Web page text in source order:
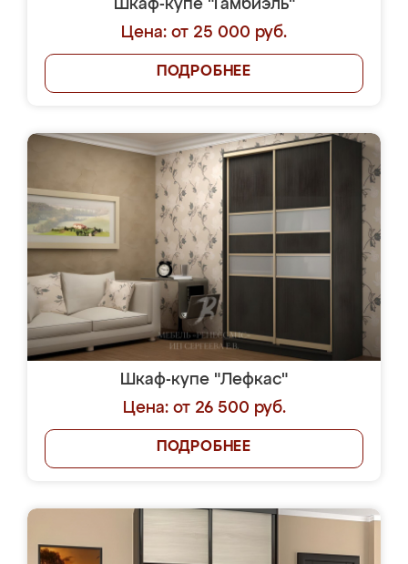
Шкаф-купе "Гамбиэль"
Цена: от 25 000 руб.
ПОДРОБНЕЕ
Шкаф-купе "Лефкас"
Цена: от 26 500 руб.
ПОДРОБНЕЕ